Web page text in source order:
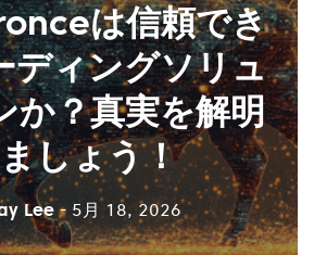
は信頼でき
ディングソリュ
か？真実を解明
しょう！
Lee - 5月 18, 2026